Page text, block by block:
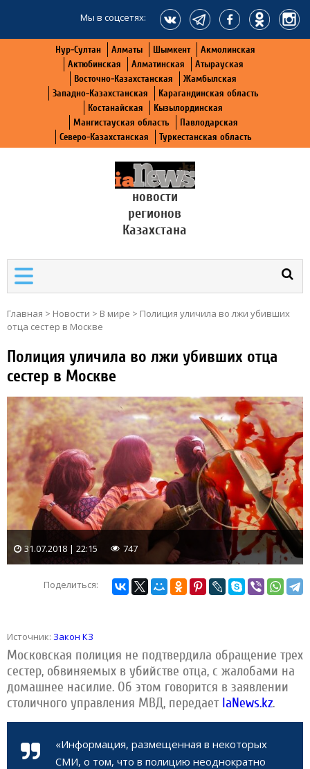
Мы в соцсетях:
Нур-Султан Алматы Шымкент
Акмолинская
Актюбинская
Алматинская
Атырауская
Восточно-Казахстанская
Жамбылская
Западно-Казахстанская
Карагандинская область
Костанайская
Кызылординская
Мангистауская область
Павлодарская
Северо-Казахстанская
Туркестанская область
новости
регионов
Казахстана
Главная > Новости > В мире > Полиция уличила во лжи убивших
отца сестер в Москве
Полиция уличила во лжи убивших отца
сестер в Москве
31.07.2018 | 22:15 747
Поделиться:
Источник: Закон КЗ
Московская полиция не подтвердила обращение трех
сестер, обвиняемых в убийстве отца, с жалобами на
домашнее насилие. Об этом говорится в заявлении
столичного управления МВД, передает IaNews.kz.
«Информация, размещенная в некоторых
СМИ, о том, что в полицию неоднократно